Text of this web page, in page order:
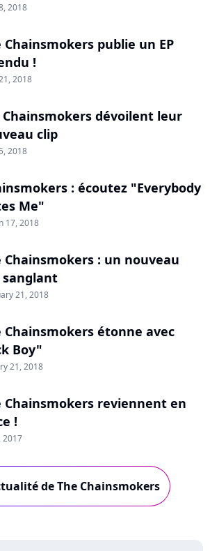
2018
Chainsmokers publie un EP
!
2018
Chainsmokers dévoilent leur
clip
2018
: écoutez "Everybody
Me"
17, 2018
Chainsmokers : un nouveau
sanglant
21, 2018
Chainsmokers étonne avec
Boy"
21, 2018
Chainsmokers reviennent en
!
2017
de The Chainsmokers